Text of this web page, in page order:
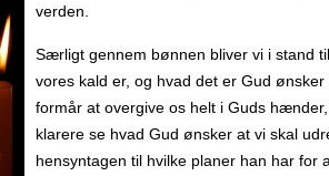
verden.
Særligt gennem bønnen bliver vi i stand
vores kald er, og hvad det er Gud
formår at overgive os helt i Guds
klarere se hvad Gud ønsker at vi skal
hensyntagen til hvilke planer han har for